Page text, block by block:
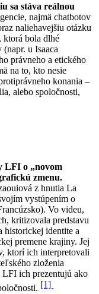
sa stáva reálnou
najmä chatbotov
naliehavejšiu otázku
ktorá bola dlhé
u Isaaca
právneho a etického
na to, kto nesie
konania –
alebo spoločnosti,
LFI o „novom
zmenu.
z hnutia La
vystúpením o
Vo videu,
kritizovala predstavu
historickej identite a
premene krajiny. Jej
ktorí ich interpretovali
zloženia
ich prezentujú ako
[1]